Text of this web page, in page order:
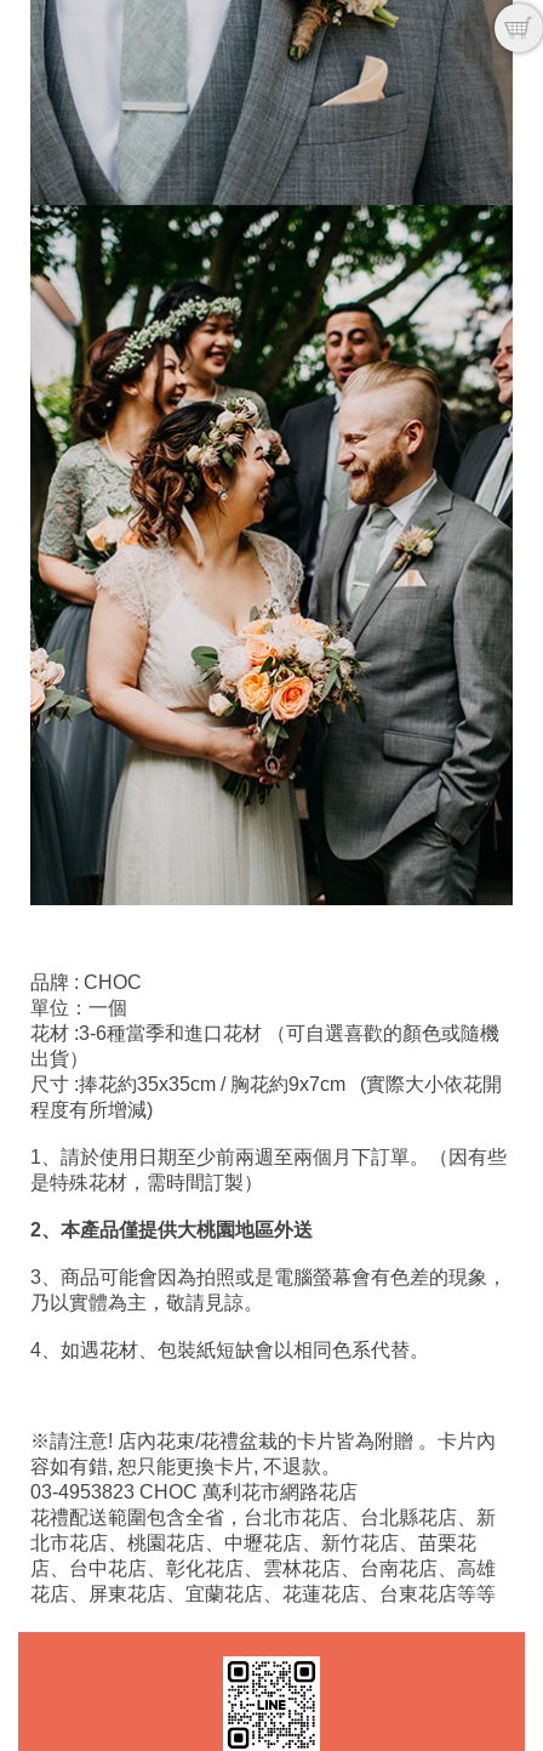
品牌 : CHOC
單位：一個
花材 :3-6種當季和進口花材 （可自選喜歡的顏色或隨機
出貨）
尺寸 :捧花約35x35cm / 胸花約9x7cm (實際大小依花開
程度有所增減)
1、請於使用日期至少前兩週至兩個月下訂單。（因有些
是特殊花材，需時間訂製）
2、本產品僅提供大桃園地區外送
3、商品可能會因為拍照或是電腦螢幕會有色差的現象，
乃以實體為主，敬請見諒。
4、如遇花材、包裝紙短缺會以相同色系代替。
※請注意! 店內花束/花禮盆栽的卡片皆為附贈 。卡片內
容如有錯, 恕只能更換卡片, 不退款。
03-4953823 CHOC 萬利花市網路花店
花禮配送範圍包含全省，台北市花店、台北縣花店、新
北市花店、桃園花店、中壢花店、新竹花店、苗栗花
店、台中花店、彰化花店、雲林花店、台南花店、高雄
花店、屏東花店、宜蘭花店、花蓮花店、台東花店等等